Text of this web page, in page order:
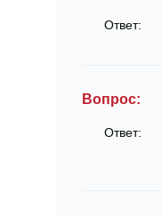
Ответ:
Вопрос:
Ответ: